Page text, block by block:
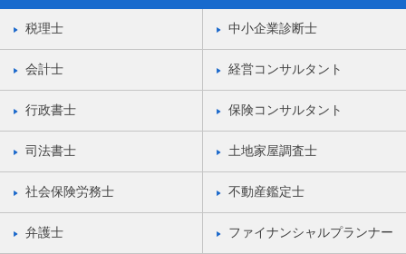
税理士 中小企業診断士
会計士 経営コンサルタント
行政書士 保険コンサルタント
司法書士 土地家屋調査士
社会保険労務士 不動産鑑定士
弁護士 ファイナンシャルプランナー